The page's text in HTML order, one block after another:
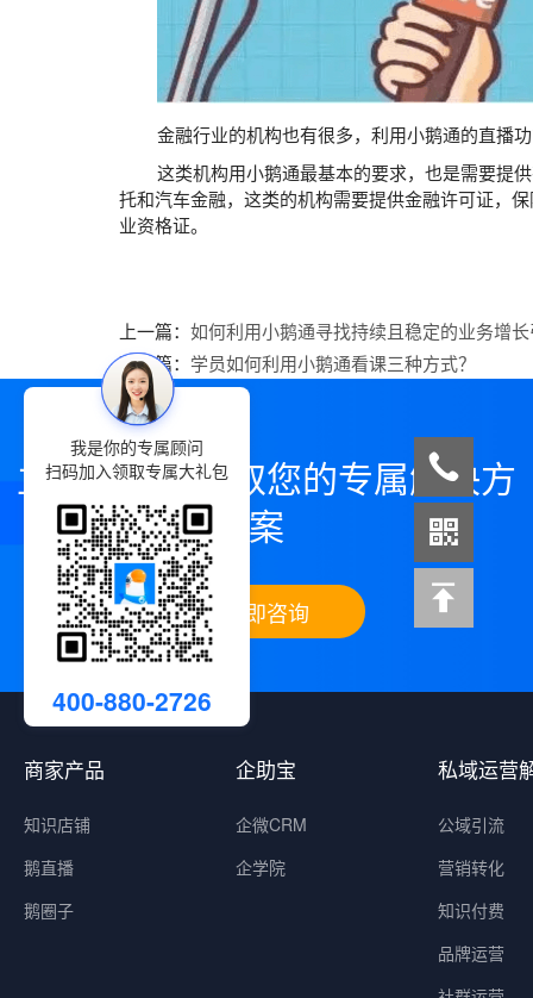
金融行业的机构也有很多，利用小鹅通的直播功
这类机构用小鹅通最基本的要求，也是需要提供
托和汽车金融，这类的机构需要提供金融许可证，
业资格证。
上一篇： 如何利用小鹅通寻找持续且稳定的业务增
下一篇： 学员如何利用小鹅通看课三种方式？
立即咨询，领取您的专属解决方
案
立即咨询
商家产品
知识店铺
鹅直播
鹅圈子
企助宝
企微CRM
企学院
私域运营
公域引流
营销转化
知识付费
品牌运营
我是你的专属顾问
扫码加入领取专属大礼包
400-880-2726